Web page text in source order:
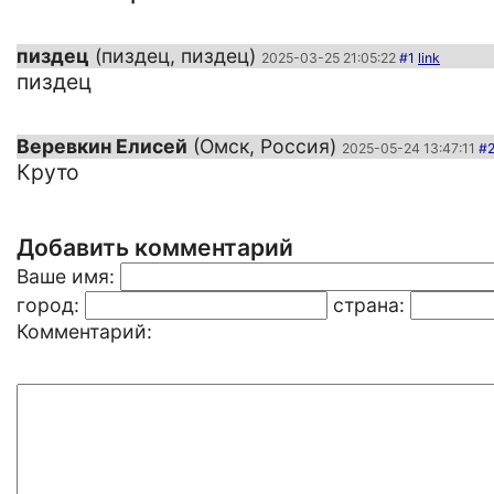
пиздец (пиздец, пиздец) 2025-03-25 21:05:22 #1 link
пиздец
Веревкин Елисей (Омск, Россия) 2025-05-24 13:47:11 #2
Круто
Добавить комментарий
Ваше имя:
город:
страна:
Комментарий: